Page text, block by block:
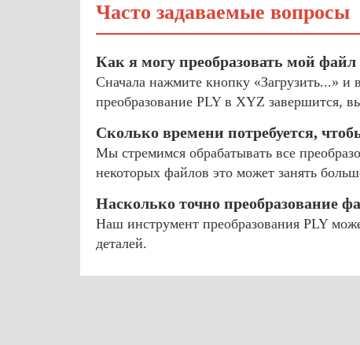
Часто задаваемые вопросы
Как я могу преобразовать мой
Сначала нажмите кнопку «Загрузить...»
преобразование PLY в XYZ завершится,
Сколько времени потребуется,
Мы стремимся обрабатывать все
некоторых файлов это может занять
Насколько точно преобразование
Наш инструмент преобразования PLY
деталей.